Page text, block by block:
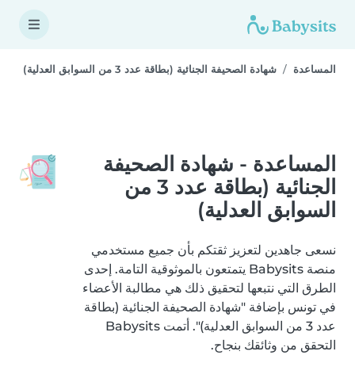
المساعدة شهادة الصحيفة الجنائية (بطاقة عدد 3 من السوابق العدلية)
المساعدة - شهادة الصحيفة
الجنائية (بطاقة عدد 3 من
السوابق العدلية)
نسعى جاهدين لتعزيز ثقتكم بأن جميع مستخدمي
منصة Babysits يتمتعون بالموثوقية التامة. إحدى
الطرق التي نتبعها لتحقيق ذلك هي مطالبة الأعضاء
في تونس بإضافة "شهادة الصحيفة الجنائية (بطاقة
عدد 3 من السوابق العدلية)". أتمت Babysits
التحقق من وثائقك بنجاح.